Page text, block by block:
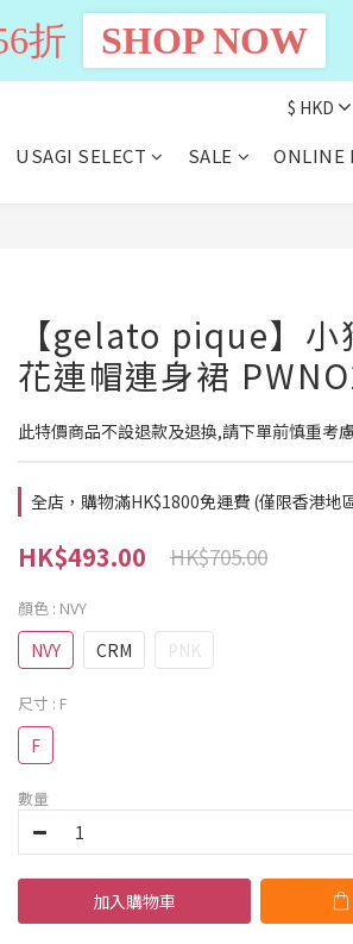
USAGI SELECT SALE ONLINE
$ HKD
【gelato pique】小
花連帽連身裙
此特價商品不設退款及退換,請下單前慎重考
全店，購物滿HK$1800免運費 (僅限香港地
HK$493.00 HK$705.00
顏色 : NVY
NVY CRM PNK
尺寸 : F
F
數量
加入購物車
折 SHOP NOW